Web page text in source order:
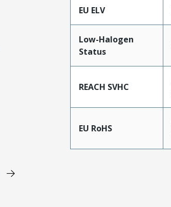
EU ELV
Low-Halogen
Status
REACH SVHC
EU RoHS